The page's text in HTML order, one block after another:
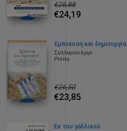
€26,88
€24,19
Έμπνευση και δημιουργία
Συλλογικό έργο
Printa
€26,50
€23,85
Εκ του γαλλικού